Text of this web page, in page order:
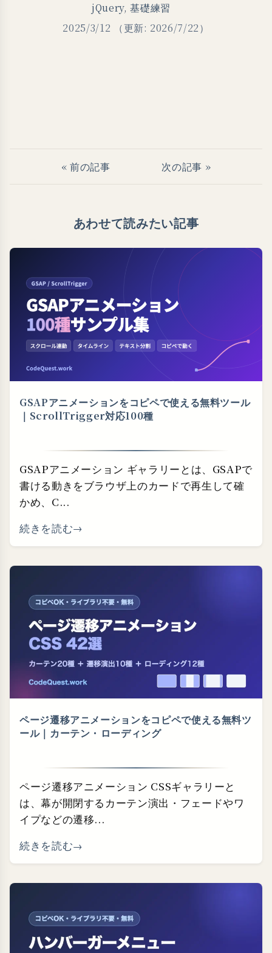
jQuery,基礎練習
2025/3/12
（更新: 2026/7/22）
« 前の記事 次の記事 »
あわせて読みたい記事
GSAPアニメーションをコピペで使える無料ツール
｜ScrollTrigger対応100種
GSAPアニメーション ギャラリーとは、GSAPで
書ける動きをブラウザ上のカードで再生して確
かめ、C...
続きを読む
ページ遷移アニメーションをコピペで使える無料ツ
ール｜カーテン・⁠ローディング
ページ遷移アニメーション CSSギャラリーと
は、幕が開閉するカーテン演出・フェードやワ
イプなどの遷移...
続きを読む